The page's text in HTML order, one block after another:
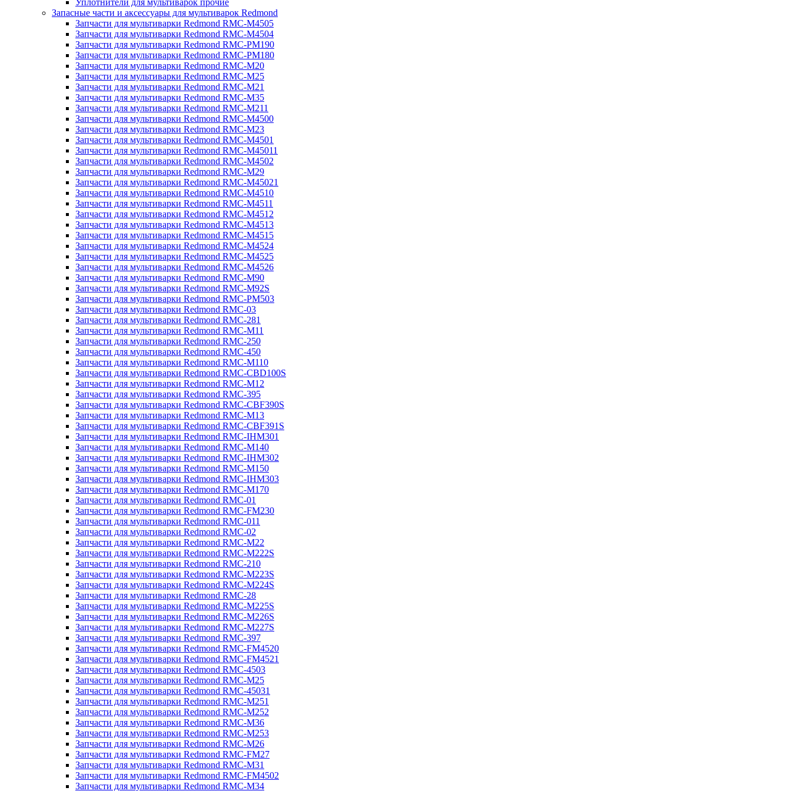
Уплотнители для мультиварок прочие
Запасные части и аксессуары для мультиварок Redmond
Запчасти для мультиварки Redmond RMC-M4505
Запчасти для мультиварки Redmond RMC-M4504
Запчасти для мультиварки Redmond RMC-PM190
Запчасти для мультиварки Redmond RMC-PM180
Запчасти для мультиварки Redmond RMC-M20
Запчасти для мультиварки Redmond RMC-M25
Запчасти для мультиварки Redmond RMC-M21
Запчасти для мультиварки Redmond RMC-M35
Запчасти для мультиварки Redmond RMC-M211
Запчасти для мультиварки Redmond RMC-M4500
Запчасти для мультиварки Redmond RMC-M23
Запчасти для мультиварки Redmond RMC-M4501
Запчасти для мультиварки Redmond RMC-M45011
Запчасти для мультиварки Redmond RMC-M4502
Запчасти для мультиварки Redmond RMC-M29
Запчасти для мультиварки Redmond RMC-M45021
Запчасти для мультиварки Redmond RMC-M4510
Запчасти для мультиварки Redmond RMC-M4511
Запчасти для мультиварки Redmond RMC-M4512
Запчасти для мультиварки Redmond RMC-M4513
Запчасти для мультиварки Redmond RMC-M4515
Запчасти для мультиварки Redmond RMC-M4524
Запчасти для мультиварки Redmond RMC-M4525
Запчасти для мультиварки Redmond RMC-M4526
Запчасти для мультиварки Redmond RMC-M90
Запчасти для мультиварки Redmond RMC-M92S
Запчасти для мультиварки Redmond RMC-PM503
Запчасти для мультиварки Redmond RMC-03
Запчасти для мультиварки Redmond RMC-281
Запчасти для мультиварки Redmond RMC-M11
Запчасти для мультиварки Redmond RMC-250
Запчасти для мультиварки Redmond RMC-450
Запчасти для мультиварки Redmond RMC-M110
Запчасти для мультиварки Redmond RMC-CBD100S
Запчасти для мультиварки Redmond RMC-M12
Запчасти для мультиварки Redmond RMC-395
Запчасти для мультиварки Redmond RMC-CBF390S
Запчасти для мультиварки Redmond RMC-M13
Запчасти для мультиварки Redmond RMC-CBF391S
Запчасти для мультиварки Redmond RMC-IHM301
Запчасти для мультиварки Redmond RMC-M140
Запчасти для мультиварки Redmond RMC-IHM302
Запчасти для мультиварки Redmond RMC-M150
Запчасти для мультиварки Redmond RMC-IHM303
Запчасти для мультиварки Redmond RMC-M170
Запчасти для мультиварки Redmond RMC-01
Запчасти для мультиварки Redmond RMC-FM230
Запчасти для мультиварки Redmond RMC-011
Запчасти для мультиварки Redmond RMC-02
Запчасти для мультиварки Redmond RMC-M22
Запчасти для мультиварки Redmond RMC-M222S
Запчасти для мультиварки Redmond RMC-210
Запчасти для мультиварки Redmond RMC-M223S
Запчасти для мультиварки Redmond RMC-M224S
Запчасти для мультиварки Redmond RMC-28
Запчасти для мультиварки Redmond RMC-M225S
Запчасти для мультиварки Redmond RMC-M226S
Запчасти для мультиварки Redmond RMC-M227S
Запчасти для мультиварки Redmond RMC-397
Запчасти для мультиварки Redmond RMC-FM4520
Запчасти для мультиварки Redmond RMC-FM4521
Запчасти для мультиварки Redmond RMC-4503
Запчасти для мультиварки Redmond RMC-M25
Запчасти для мультиварки Redmond RMC-45031
Запчасти для мультиварки Redmond RMC-M251
Запчасти для мультиварки Redmond RMC-M252
Запчасти для мультиварки Redmond RMC-M36
Запчасти для мультиварки Redmond RMC-M253
Запчасти для мультиварки Redmond RMC-M26
Запчасти для мультиварки Redmond RMC-FM27
Запчасти для мультиварки Redmond RMC-M31
Запчасти для мультиварки Redmond RMC-FM4502
Запчасти для мультиварки Redmond RMC-M34